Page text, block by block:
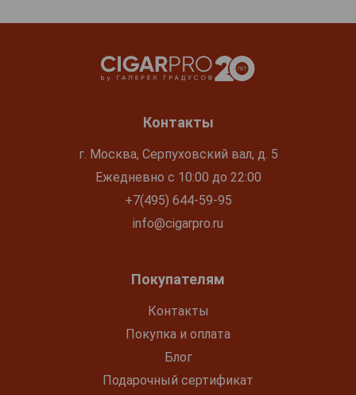
Контакты
г. Москва, Серпуховский вал, д. 5
Ежедневно с 10:00 до 22:00
+7(495) 644-59-95
info@cigarpro.ru
Покупателям
Контакты
Покупка и оплата
Блог
Подарочный сертификат